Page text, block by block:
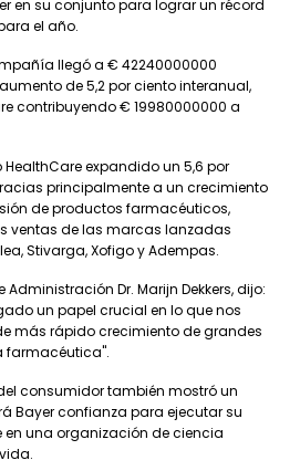
en su conjunto para lograr un récord
el año.
llegó a € 42240000000
de 5,2 por ciento interanual,
contribuyendo € 19980000000 a
expandido un 5,6 por
principalmente a un crecimiento
de productos farmacéuticos,
ventas de las marcas lanzadas
Stivarga, Xofigo y Adempas.
Administración Dr. Marijn Dekkers, dijo:
un papel crucial en lo que nos
más rápido crecimiento de grandes
farmacéutica".
consumidor también mostró un
Bayer confianza para ejecutar su
en una organización de ciencia